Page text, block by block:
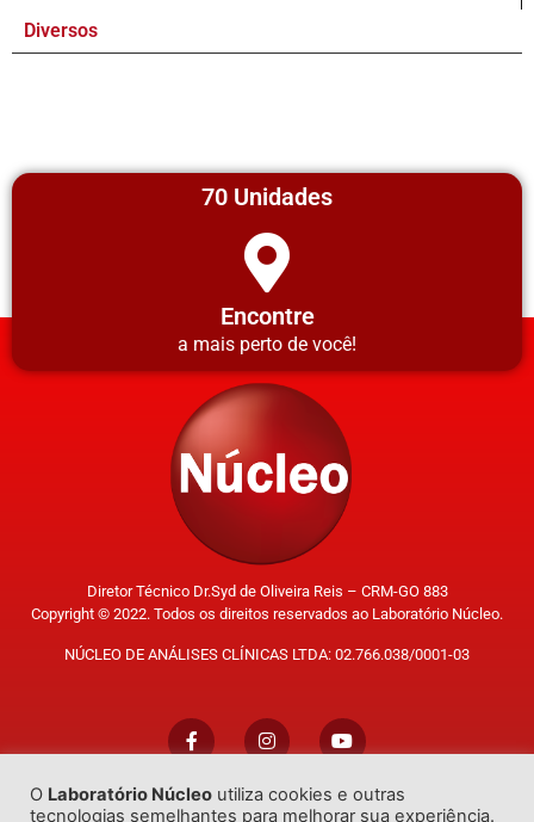
Diversos
70 Unidades
Encontre
a mais perto de você!
Diretor Técnico Dr.Syd de Oliveira Reis – CRM-GO 883
Copyright © 2022. Todos os direitos reservados ao Laboratório Núcleo.
NÚCLEO DE ANÁLISES CLÍNICAS LTDA: 02.766.038/0001-03
Trabalhe Conosco
O Laboratório Núcleo utiliza cookies e outras
tecnologias semelhantes para melhorar sua experiência.